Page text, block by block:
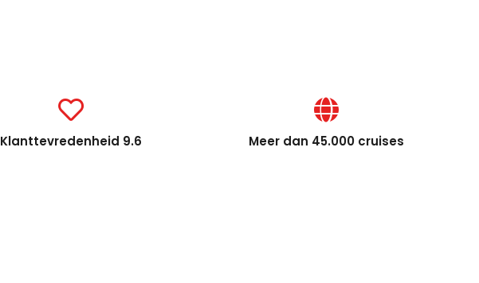
Klanttevredenheid 9.6 Meer dan 45.000 cruises